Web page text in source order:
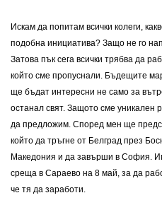
Искам да попитам всички колеги,
подобна инициатива? Защо не го
Затова пък сега всички трябва да
който сме пропуснали. Бъдещите
ще бъдат интересни не само за
останал свят. Защото сме уникален
да предложим. Според мен ще
който да тръгне от Белград през
Македония и да завърши в София.
среща в Сараево на 8 май, за да
че тя да заработи.